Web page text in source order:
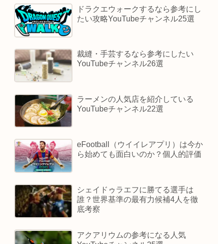
ドラクエウォークするなら参考にし
たい攻略YouTubeチャンネル25選
裁縫・手芸するなら参考にしたい
YouTubeチャンネル26選
ラーメンの人気店を紹介している
YouTubeチャンネル22選
eFootball（ウイイレアプリ）は今か
ら始めても面白いのか？個人的評価
シェイドゥラエフに勝てる選手は
誰？世界基準の最有力候補4人を徹
底考察
アクアリウムの参考になる人気